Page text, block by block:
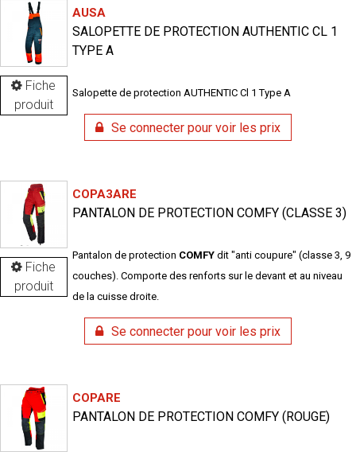
Fiche
produit
AUSA
SALOPETTE DE PROTECTION AUTHENTIC CL 1
TYPE A
Salopette de protection AUTHENTIC Cl 1 Type A
Se connecter pour voir les prix
Fiche
produit
COPA3ARE
PANTALON DE PROTECTION COMFY (CLASSE 3)
Pantalon de protection COMFYdit "anti coupure" (classe 3, 9
couches). Comporte des renforts sur le devant et au niveau
de la cuisse droite.
Se connecter pour voir les prix
COPARE
PANTALON DE PROTECTION COMFY (ROUGE)